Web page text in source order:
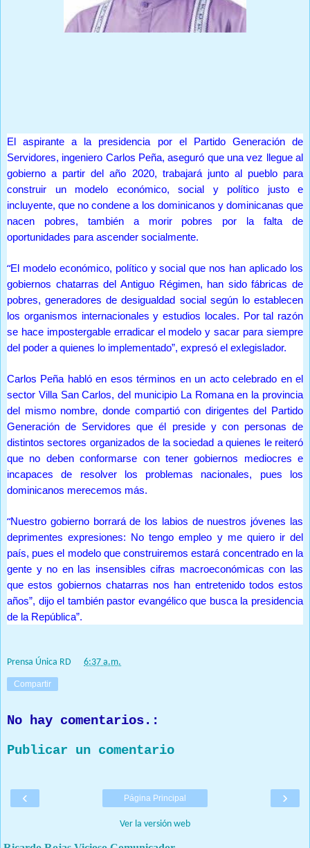
El aspirante a la presidencia por el Partido Generación de
Servidores, ingeniero Carlos Peña, aseguró que una vez llegue al
gobierno a partir del año 2020, trabajará junto al pueblo para
construir un modelo económico, social y político justo e
incluyente, que no condene a los dominicanos y dominicanas que
nacen pobres, también a morir pobres por la falta de
oportunidades para ascender socialmente.
“El modelo económico, político y social que nos han aplicado los
gobiernos chatarras del Antiguo Régimen, han sido fábricas de
pobres, generadores de desigualdad social según lo establecen
los organismos internacionales y estudios locales. Por tal razón
se hace impostergable erradicar el modelo y sacar para siempre
del poder a quienes lo implementado”, expresó el exlegislador.
Carlos Peña habló en esos términos en un acto celebrado en el
sector Villa San Carlos, del municipio La Romana en la provincia
del mismo nombre, donde compartió con dirigentes del Partido
Generación de Servidores que él preside y con personas de
distintos sectores organizados de la sociedad a quienes le reiteró
que no deben conformarse con tener gobiernos mediocres e
incapaces de resolver los problemas nacionales, pues los
dominicanos merecemos más.
“Nuestro gobierno borrará de los labios de nuestros jóvenes las
deprimentes expresiones: No tengo empleo y me quiero ir del
país, pues el modelo que construiremos estará concentrado en la
gente y no en las insensibles cifras macroeconómicas con las
que estos gobiernos chatarras nos han entretenido todos estos
años”, dijo el también pastor evangélico que busca la presidencia
de la República”.
Prensa Única RD 6:37 a.m.
Compartir
No hay comentarios.:
Publicar un comentario
‹ ›
Página Principal
Ver la versión web